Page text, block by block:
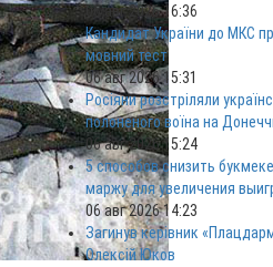
06 авг 2026 16:36
Кандидат України до МКС
мовний тест
06 авг 2026 15:31
Росіяни розстріляли
полоненого воїна на
06 авг 2026 15:24
5 способов снизить
маржу для увеличения
06 авг 2026 14:23
Загинув керівник
Олексій Юков